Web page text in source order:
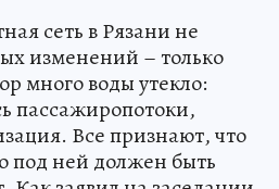
сеть в Рязани не
изменений – только
много воды утекло:
пассажиропотоки,
Все признают, что
под ней должен быть